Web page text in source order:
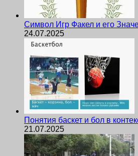
Символ Игр Факел и его
24.07.2025
Понятия баскет и бол в
21.07.2025